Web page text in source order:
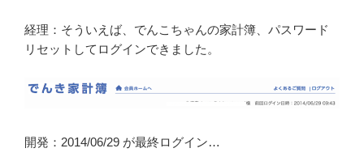
経理：そういえば、でんこちゃんの家計簿、パスワード
リセットしてログインできました。
開発：2014/06/29 が最終ログイン…